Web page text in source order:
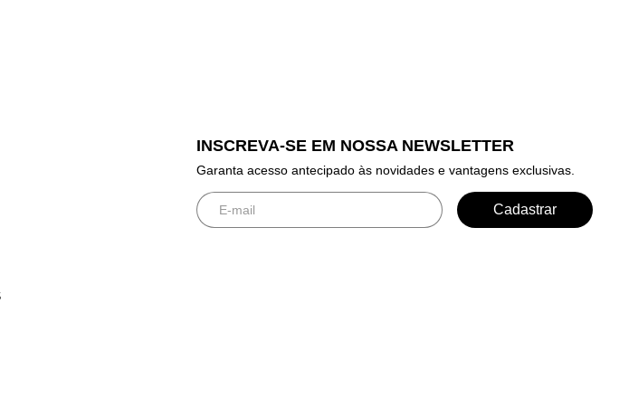
INSCREVA-SE EM NOSSA NEWSLETTER
Garanta acesso antecipado às novidades e vantagens exclusivas.